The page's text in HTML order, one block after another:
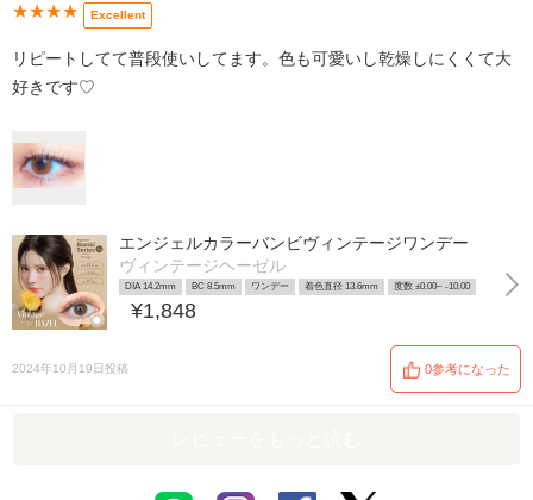
★★★★ Excellent
リピートしてて普段使いしてます。色も可愛いし乾燥しにくくて大
好きです♡
エンジェルカラーバンビヴィンテージワンデー
ヴィンテージヘーゼル
DIA 14.2mm BC 8.5mm ワンデー 着色直径 13.6mm 度数 ±0.00~ -10.00
¥1,848
2024年10月19日投稿 0参考になった